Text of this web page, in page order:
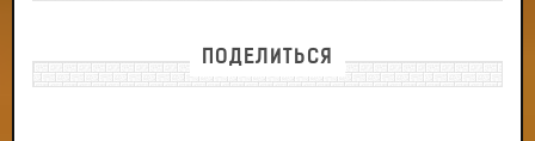
ПОДЕЛИТЬСЯ